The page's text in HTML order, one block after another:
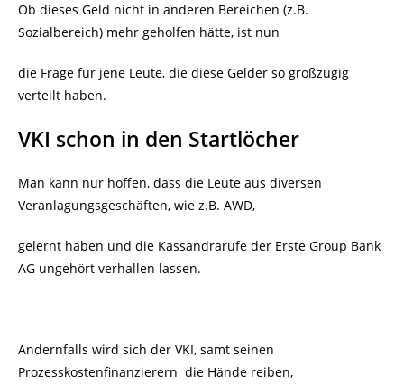
Ob dieses Geld nicht in anderen Bereichen (z.B.
Sozialbereich) mehr geholfen hätte, ist nun
die Frage für jene Leute, die diese Gelder so großzügig
verteilt haben.
VKI schon in den Startlöcher
Man kann nur hoffen, dass die Leute aus diversen
Veranlagungsgeschäften, wie z.B. AWD,
gelernt haben und die Kassandrarufe der Erste Group Bank
AG ungehört verhallen lassen.
Andernfalls wird sich der VKI, samt seinen
Prozesskostenfinanzierern die Hände reiben,